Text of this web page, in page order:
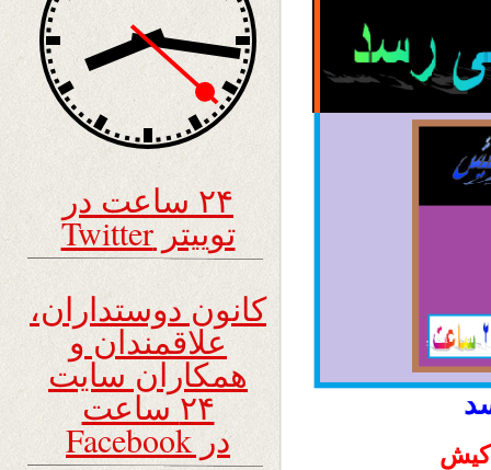
۲۴ ساعت در
توییتر Twitter
کانون دوستداران،
علاقمندان و
همکاران سایت
۲۴ ساعت
در Facebook